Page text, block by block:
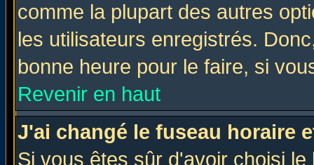
comme la plupart des autres
les utilisateurs enregistrés.
bonne heure pour le faire, si
Revenir en haut
J'ai changé le fuseau horaire
Si vous êtes sûr d'avoir choisi